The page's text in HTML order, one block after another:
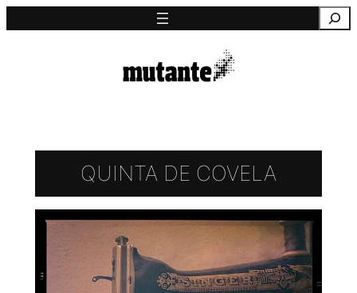
para
QUINTA DE COVELA